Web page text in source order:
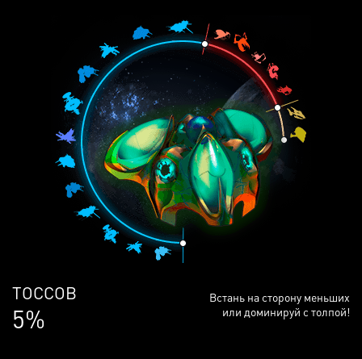
ЛЮДЕЙ
68%
Встань на сторону меньших
или доминируй с толпой!